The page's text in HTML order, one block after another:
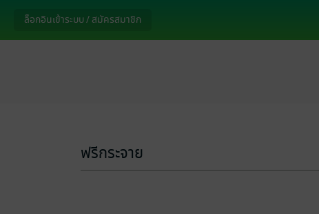
ล็อกอินเข้าระบบ / สมัครสมาชิก
ฟรีกระจาย